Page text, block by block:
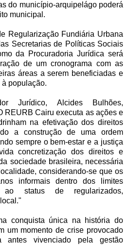
do município-arquipelágo poderá
municipal.
Regularização Fundiária Urbana
Secretarias de Políticas Sociais
da Procuradoria Jurídica será
de um cronograma com as
áreas a serem beneficiadas e
população.
Jurídico, Alcides Bulhões,
REURB Cairu executa as ações e
na efetivação dos direitos
a construção de uma ordem
sempre o bem-estar e a justiça
concretização dos direitos e
sociedade brasileira, necessária
considerando-se que os
informais dentro dos limites
ao status de regularizados,
conquista única na história do
um momento de crise provocado
antes vivenciado pela gestão